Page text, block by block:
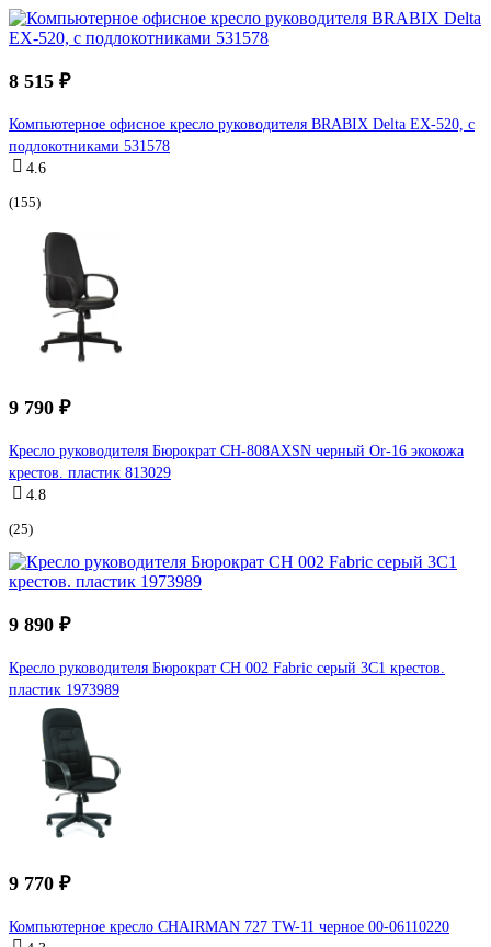
8 515 ₽
Компьютерное офисное кресло руководителя BRABIX Delta EX-520, с
подлокотниками 531578
4.6
(155)
9 790 ₽
Кресло руководителя Бюрократ CH-808AXSN черный Or-16 экокожа
крестов. пластик 813029
4.8
(25)
9 890 ₽
Кресло руководителя Бюрократ CH 002 Fabric серый 3C1 крестов.
пластик 1973989
9 770 ₽
Компьютерное кресло CHAIRMAN 727 TW-11 черное 00-06110220